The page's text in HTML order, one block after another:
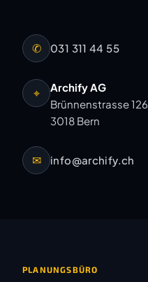
✆ 031 311 44 55
⌖
Archify AG
Brünnenstrasse 126
3018 Bern
✉ info@archify.ch
PLANUNGSBÜRO